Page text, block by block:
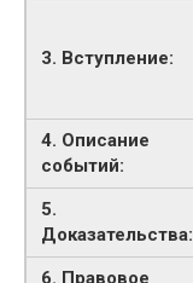
3. Вступление:
4. Описание
событий:
5.
Доказательства:
6. Правовое